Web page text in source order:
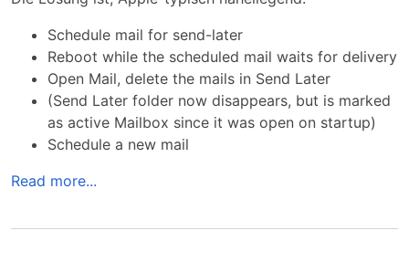
Schedule mail for send-later
Reboot while the scheduled mail waits for delivery
Open Mail, delete the mails in Send Later
(Send Later folder now disappears, but is marked
as active Mailbox since it was open on startup)
Schedule a new mail
Read more...